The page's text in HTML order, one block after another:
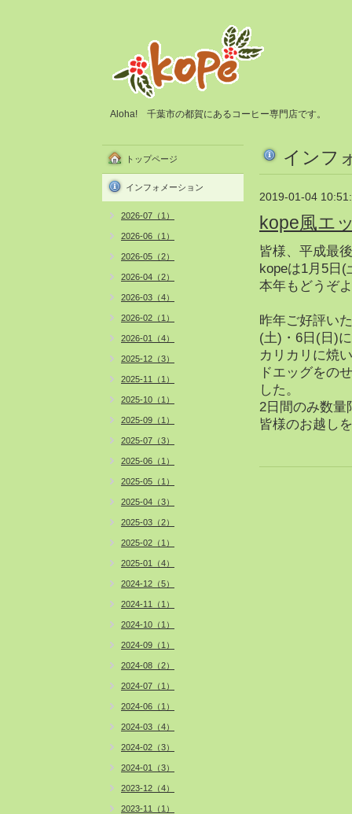
Aloha! 千葉市の都賀にあるコーヒー専門店です。
インフ
2019-01-04
kope風エ
皆様、平成最
kopeは1月5日
本年もどうぞ
昨年ご好評い
(土)・6日(日)
カリカリに焼
ドエッグをの
した。
2日間のみ数量
皆様のお越し
トップページ
インフォメーション
2026-07（1）
2026-06（1）
2026-05（2）
2026-04（2）
2026-03（4）
2026-02（1）
2026-01（4）
2025-12（3）
2025-11（1）
2025-10（1）
2025-09（1）
2025-07（3）
2025-06（1）
2025-05（1）
2025-04（3）
2025-03（2）
2025-02（1）
2025-01（4）
2024-12（5）
2024-11（1）
2024-10（1）
2024-09（1）
2024-08（2）
2024-07（1）
2024-06（1）
2024-03（4）
2024-02（3）
2024-01（3）
2023-12（4）
2023-11（1）